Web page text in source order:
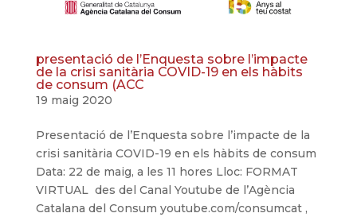
presentació de l’Enquesta sobre l’impacte
de la crisi sanitària COVID-19 en els hàbits
de consum (ACC
19 maig 2020
Presentació de l’Enquesta sobre l’impacte de la
crisi sanitària COVID-19 en els hàbits de consum
Data: 22 de maig, a les 11 hores Lloc: FORMAT
VIRTUAL des del Canal Youtube de l’Agència
Catalana del Consum youtube.com/consumcat ,